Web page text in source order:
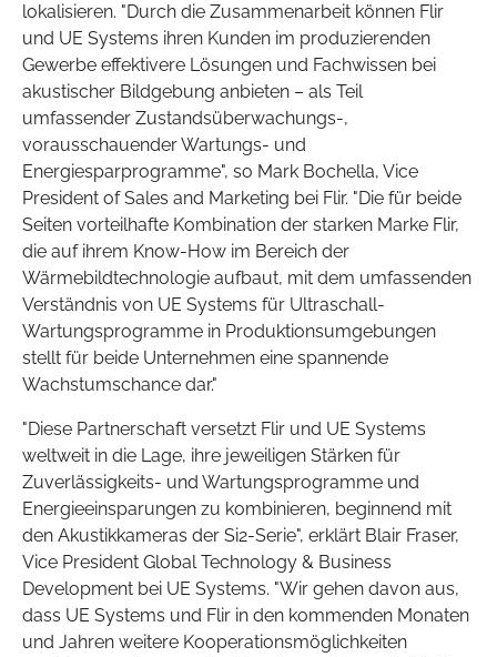
lokalisieren. "Durch die Zusammenarbeit können Flir
und UE Systems ihren Kunden im produzierenden
Gewerbe effektivere Lösungen und Fachwissen bei
akustischer Bildgebung anbieten – als Teil
umfassender Zustandsüberwachungs-,
vorausschauender Wartungs- und
Energiesparprogramme", so Mark Bochella, Vice
President of Sales and Marketing bei Flir. "Die für beide
Seiten vorteilhafte Kombination der starken Marke Flir,
die auf ihrem Know-How im Bereich der
Wärmebildtechnologie aufbaut, mit dem umfassenden
Verständnis von UE Systems für Ultraschall-
Wartungsprogramme in Produktionsumgebungen
stellt für beide Unternehmen eine spannende
Wachstumschance dar."
"Diese Partnerschaft versetzt Flir und UE Systems
weltweit in die Lage, ihre jeweiligen Stärken für
Zuverlässigkeits- und Wartungsprogramme und
Energieeinsparungen zu kombinieren, beginnend mit
den Akustikkameras der Si2-Serie", erklärt Blair Fraser,
Vice President Global Technology & Business
Development bei UE Systems. "Wir gehen davon aus,
dass UE Systems und Flir in den kommenden Monaten
und Jahren weitere Kooperationsmöglichkeiten